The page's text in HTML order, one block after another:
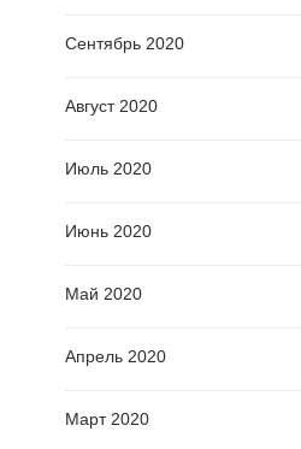
Сентябрь 2020
Август 2020
Июль 2020
Июнь 2020
Май 2020
Апрель 2020
Март 2020